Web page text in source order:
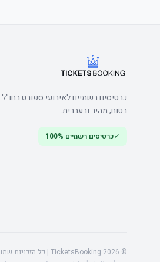
	• Watch the product video here
כרטיסים רשמיים לאירועי ספורט בחו"ל.
בטוח, מהיר ובעברית.
✓כרטיסים רשמיים 100%
© 2026 TicketsBooking | כל הזכויות שמורות